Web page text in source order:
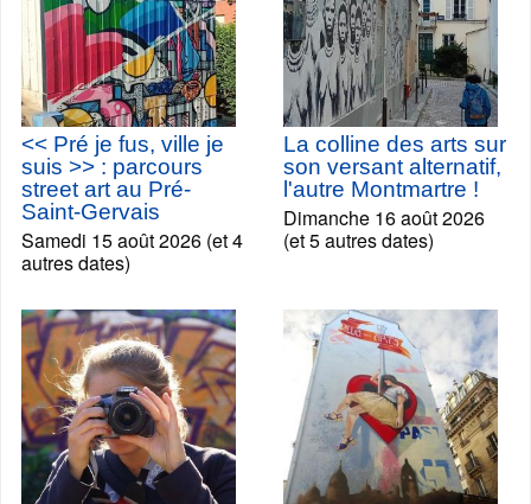
<< Pré je fus, ville je
suis >> : parcours
street art au Pré-
Saint-Gervais
Samedi 15 août 2026 (et 4
autres dates)
La colline des arts sur
son versant alternatif,
l'autre Montmartre !
Dimanche 16 août 2026
(et 5 autres dates)